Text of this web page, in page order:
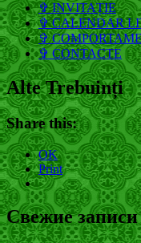
✞ INVITAȚIE
✞ CALENDAR
✞
✞ CONTACTE
Alte Trebuinți
Share this:
OK
Print
Свежие записи